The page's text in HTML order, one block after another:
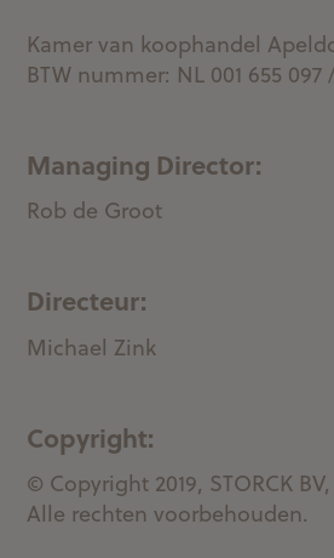
Kamer van koophandel
BTW nummer: NL 001 655 097
Managing Director:
Rob de Groot
Directeur:
Michael Zink
Copyright:
© Copyright 2019, STORCK
Alle rechten voorbehouden.